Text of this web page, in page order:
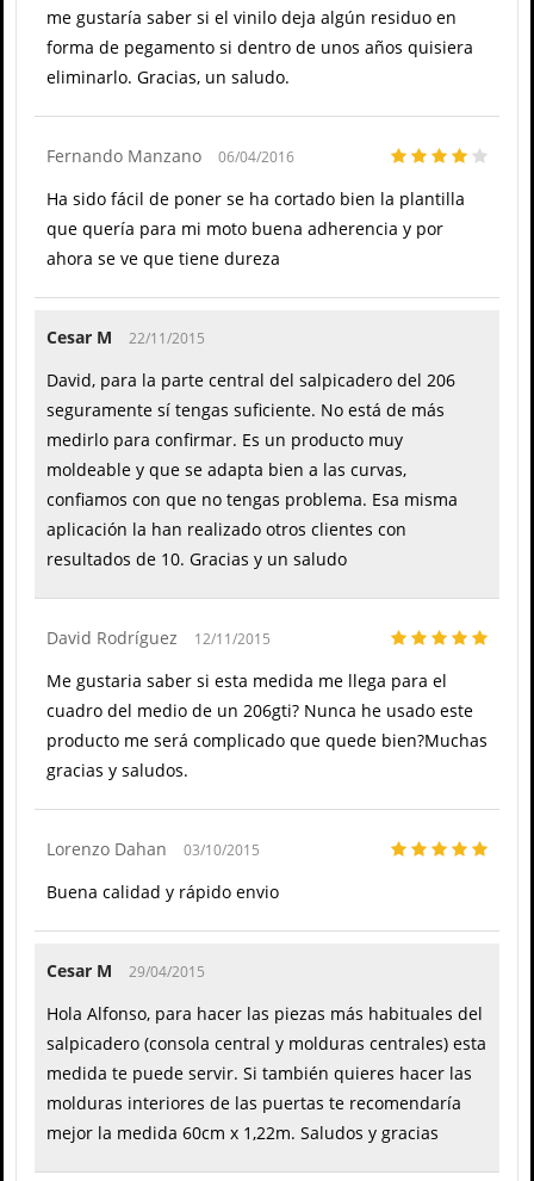
me gustaría saber si el vinilo deja algún residuo en
forma de pegamento si dentro de unos años quisiera
eliminarlo. Gracias, un saludo.
Fernando Manzano 06/04/2016
Ha sido fácil de poner se ha cortado bien la plantilla
que quería para mi moto buena adherencia y por
ahora se ve que tiene dureza
Cesar M 22/11/2015
David, para la parte central del salpicadero del 206
seguramente sí tengas suficiente. No está de más
medirlo para confirmar. Es un producto muy
moldeable y que se adapta bien a las curvas,
confiamos con que no tengas problema. Esa misma
aplicación la han realizado otros clientes con
resultados de 10. Gracias y un saludo
David Rodríguez 12/11/2015
Me gustaria saber si esta medida me llega para el
cuadro del medio de un 206gti? Nunca he usado este
producto me será complicado que quede bien?Muchas
gracias y saludos.
Lorenzo Dahan 03/10/2015
Buena calidad y rápido envio
Cesar M 29/04/2015
Hola Alfonso, para hacer las piezas más habituales del
salpicadero (consola central y molduras centrales) esta
medida te puede servir. Si también quieres hacer las
molduras interiores de las puertas te recomendaría
mejor la medida 60cm x 1,22m. Saludos y gracias